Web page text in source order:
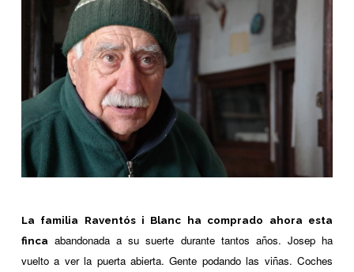
La familia Raventós i Blanc ha comprado ahora esta
finca abandonada a su suerte durante tantos años. Josep ha
vuelto a ver la puerta abierta. Gente podando las viñas. Coches